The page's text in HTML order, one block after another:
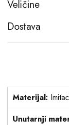
Veličine
Dostava
Materijal:
Unutarnji